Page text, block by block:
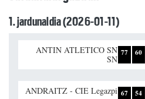
1. jardunaldia (2026-01-11)
ANTIN ATLETICO SN
SN
77 60
ANDRAITZ - CIE Legazpi 67 54